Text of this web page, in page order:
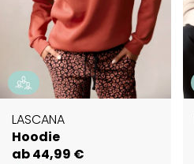
LASCANA
Hoodie
ab 44,99 €